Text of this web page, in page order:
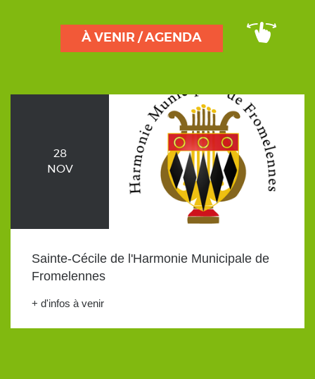
À VENIR / AGENDA
28
NOV
Sainte-Cécile de l'Harmonie Municipale de
Fromelennes
+ d'infos à venir